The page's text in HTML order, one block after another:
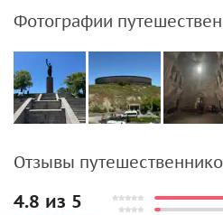
Фотографии
Отзывы
4.8 из 5